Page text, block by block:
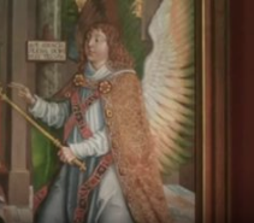
Którędy po sztukę